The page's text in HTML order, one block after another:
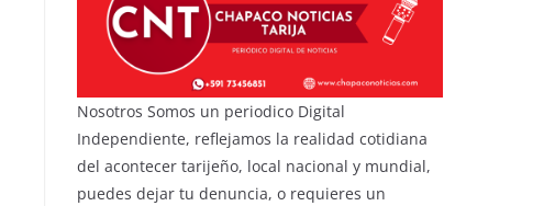
Nosotros Somos un periodico Digital
Independiente, reflejamos la realidad cotidiana
del acontecer tarijeño, local nacional y mundial,
puedes dejar tu denuncia, o requieres un